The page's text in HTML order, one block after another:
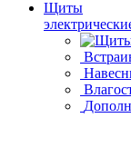
Щиты